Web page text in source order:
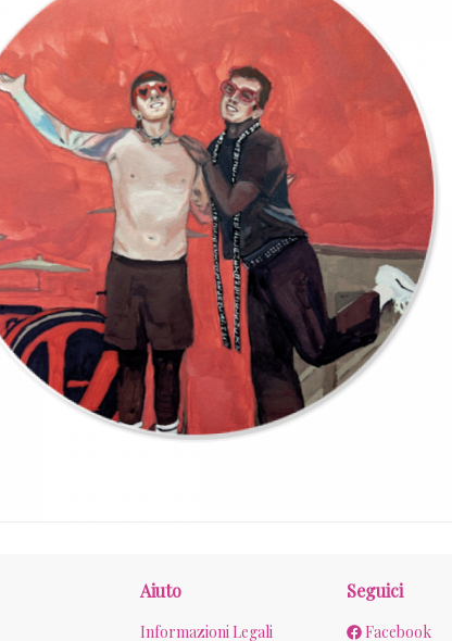
Aiuto
Informazioni Legali
Seguici
Facebook